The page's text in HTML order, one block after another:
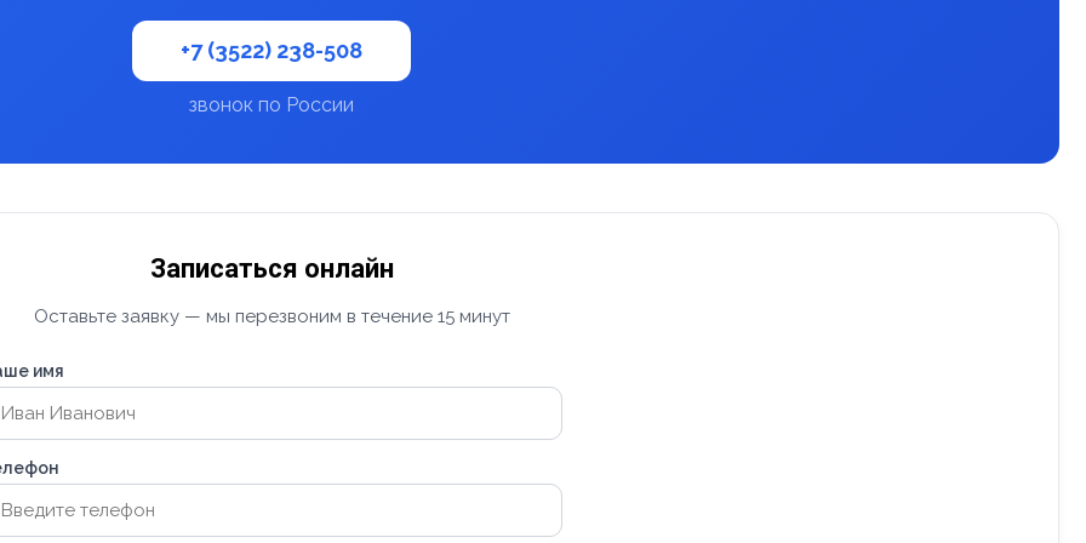
+7 (3522) 238-508
звонок по России
Записаться онлайн
Оставьте заявку — мы перезвоним в течение 15 минут
имя